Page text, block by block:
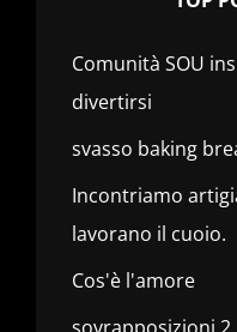
Comunità SOU
divertirsi
svasso baking
Incontriamo
lavorano il cuoio.
Cos'è l'amore
sovrapposizioni